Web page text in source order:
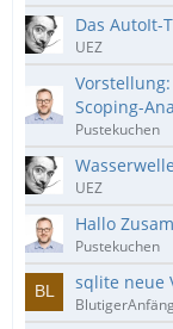
Das AutoIt-
UEZ
Scoping-
Pustekuchen
UEZ
Hallo
Pustekuchen
sqlite neue